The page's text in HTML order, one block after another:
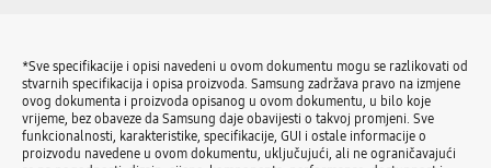
*Sve specifikacije i opisi navedeni u ovom dokumentu mogu se razlikovati od
stvarnih specifikacija i opisa proizvoda. Samsung zadržava pravo na izmjene
ovog dokumenta i proizvoda opisanog u ovom dokumentu, u bilo koje
vrijeme, bez obaveze da Samsung daje obavijesti o takvoj promjeni. Sve
funkcionalnosti, karakteristike, specifikacije, GUI i ostale informacije o
proizvodu navedene u ovom dokumentu, uključujući, ali ne ograničavajući